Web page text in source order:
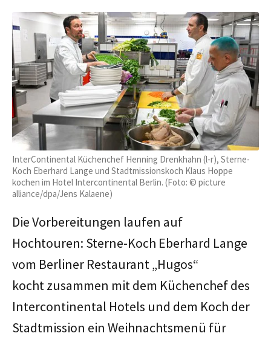
InterContinental Küchenchef Henning Drenkhahn (l-r), Sterne-
Koch Eberhard Lange und Stadtmissionskoch Klaus Hoppe
kochen im Hotel Intercontinental Berlin. (Foto: © picture
alliance/dpa/Jens Kalaene)
Die Vorbereitungen laufen auf
Hochtouren: Sterne-Koch Eberhard Lange
vom Berliner Restaurant „Hugos“
kocht zusammen mit dem Küchenchef des
Intercontinental Hotels und dem Koch der
Stadtmission ein Weihnachtsmenü für